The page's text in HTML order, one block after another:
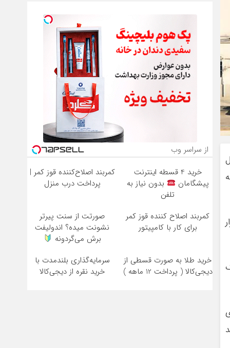
از سراسر وب
خرید 4 قسطه اینترنت
پیشگامان
بدون نیاز به
تلفن
کمربند اصلاح‌کننده قوز کمر |
پرداخت درب منزل
کمربند اصلاح کننده قوز کمر
برای کار با کامپیتور
صورتت از سنت پیرتر
نشونت میده؟ اندولیفت
برش می‌گردونه
خرید طلا به صورت قسطی از
دیجی‌کالا ( پرداخت 12 ماهه )
سرمایه‌گذاری بلندمدت با
خرید نقره از دیجی‌کالا